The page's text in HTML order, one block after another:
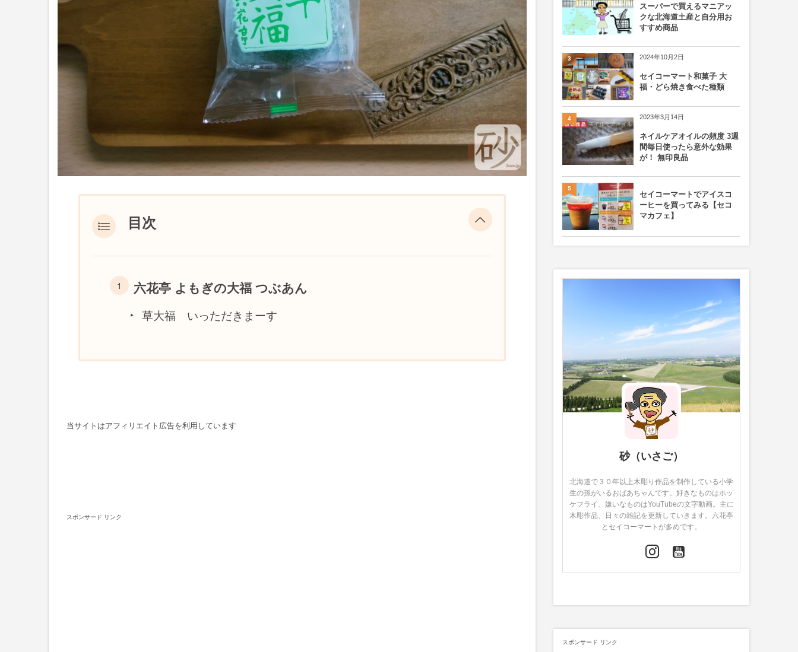
目次
六花亭 よもぎの大福 つぶあん
草大福 いっただきまーす
当サイトはアフィリエイト広告を利用しています
スポンサード リンク
スーパーで買えるマニアッ
クな北海道土産と自分用お
すすめ商品
2024年10月2日
セイコーマート和菓子 大
福・どら焼き食べた種類
3
2023年3月14日
ネイルケアオイルの頻度 3週
間毎日使ったら意外な効果
が！ 無印良品
4
セイコーマートでアイスコ
ーヒーを買ってみる【セコ
マカフェ】
5
砂（いさご）
北海道で３０年以上木彫り作品を制作している小学
生の孫がいるおばあちゃんです。好きなものはホッ
ケフライ、嫌いなものはYouTubeの文字動画。主に
木彫作品、日々の雑記を更新していきます。六花亭
とセイコーマートが多めです。
スポンサード リンク